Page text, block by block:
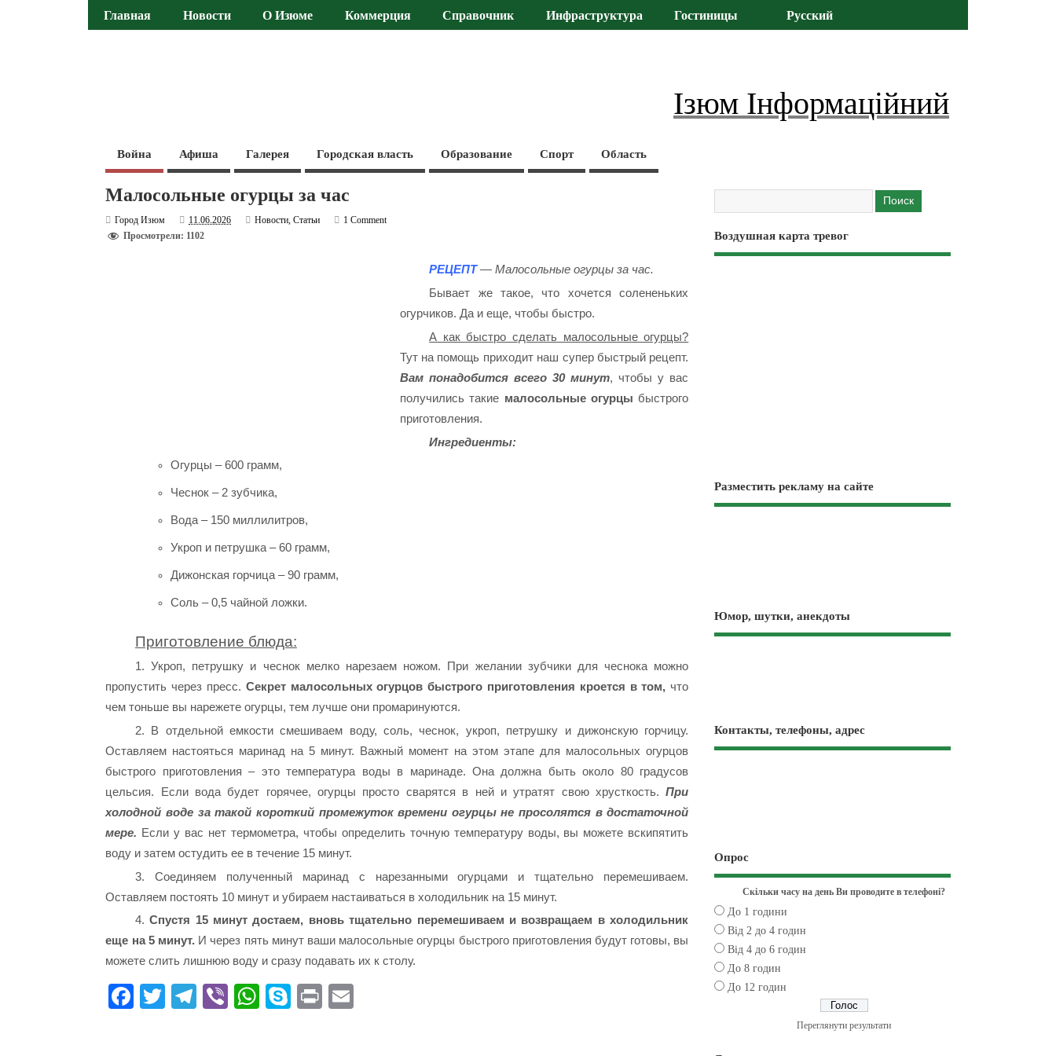
Главная Новости О Изюме Коммерция Справочник Инфраструктура Гостиницы Русский
Ізюм Інформаційний
Война Афиша Галерея Городская власть Образование Спорт Область
Малосольные огурцы за час
Город Изюм 11.06.2026 Новости,Статьи
1 Comment
Просмотрели: 1102
РЕЦЕПТ— Малосольные огурцы за час.
Бывает же такое, что хочется солененьких
огурчиков. Да и еще, чтобы быстро.
А как быстро сделать малосольные огурцы?
Тут на помощь приходит наш супер быстрый рецепт.
Вам понадобится всего 30 минут, чтобы у вас
получились такие малосольные огурцы быстрого
приготовления.
Ингредиенты:
Огурцы – 600 грамм,
Чеснок – 2 зубчика,
Вода – 150 миллилитров,
Укроп и петрушка – 60 грамм,
Дижонская горчица – 90 грамм,
Соль – 0,5 чайной ложки.
Приготовление блюда:
1. Укроп, петрушку и чеснок мелко нарезаем ножом. При желании зубчики для чеснока можно
пропустить через пресс. Секрет малосольных огурцов быстрого приготовления кроется в том, что
чем тоньше вы нарежете огурцы, тем лучше они промаринуются.
2. В отдельной емкости смешиваем воду, соль, чеснок, укроп, петрушку и дижонскую горчицу.
Оставляем настояться маринад на 5 минут. Важный момент на этом этапе для малосольных огурцов
быстрого приготовления – это температура воды в маринаде. Она должна быть около 80 градусов
цельсия. Если вода будет горячее, огурцы просто сварятся в ней и утратят свою хрусткость. При
холодной воде за такой короткий промежуток времени огурцы не просолятся в достаточной
мере. Если у вас нет термометра, чтобы определить точную температуру воды, вы можете вскипятить
воду и затем остудить ее в течение 15 минут.
3. Соединяем полученный маринад с нарезанными огурцами и тщательно перемешиваем.
Оставляем постоять 10 минут и убираем настаиваться в холодильник на 15 минут.
4.Спустя 15 минут достаем, вновь тщательно перемешиваем и возвращаем в холодильник
еще на 5 минут.И через пять минут ваши малосольные огурцы быстрого приготовления будут готовы, вы
можете слить лишнюю воду и сразу подавать их к столу.
Fa T
Te Vi
W
S
Pr
Воздушная карта тревог
Разместить рекламу на сайте
Юмор, шутки, анекдоты
Контакты, телефоны, адрес
Опрос
Скільки часу на день Ви проводите в телефоні?
До 1 години
Від 2 до 4 годин
Від 4 до 6 годин
До 8 годин
До 12 годин
Переглянути результати